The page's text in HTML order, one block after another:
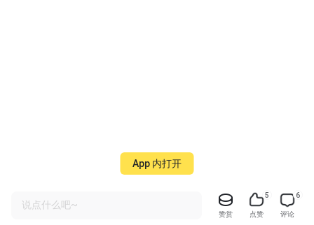
说点什么吧~
赞赏
5
点赞
6
评论
App 内打开